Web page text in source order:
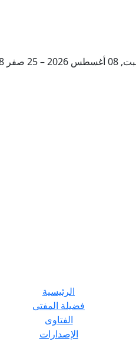
– 25 صفر 1448 هـ
الرئيسية
فضيلة المفتى
الفتاوى
الإصدارات